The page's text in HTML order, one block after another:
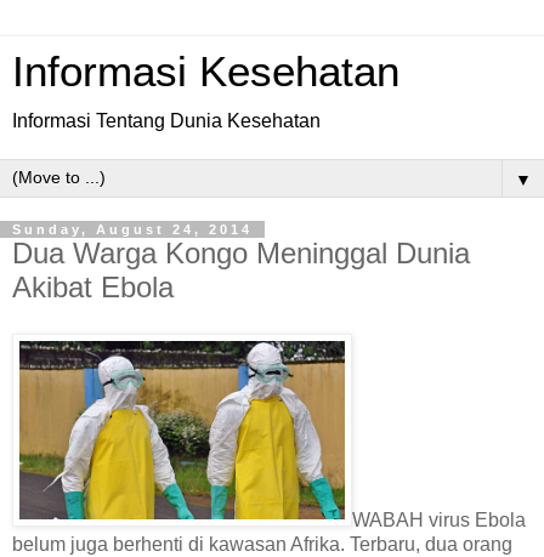
Informasi Kesehatan
Informasi Tentang Dunia Kesehatan
▼
Sunday, August 24, 2014
Dua Warga Kongo Meninggal Dunia
Akibat Ebola
WABAH virus Ebola
belum juga berhenti di kawasan Afrika. Terbaru, dua orang